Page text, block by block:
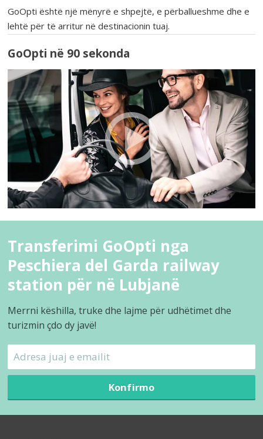
GoOpti është një mënyrë e shpejtë, e përballueshme dhe e
lehtë për të arritur në destinacionin tuaj.
GoOpti në 90 sekonda
Transferimi GoOpti nga
Peschiera del Garda railway
station për në Lubjanë
Merrni këshilla, truke dhe lajme për udhëtimet dhe
turizmin çdo dy javë!
Konfirmo